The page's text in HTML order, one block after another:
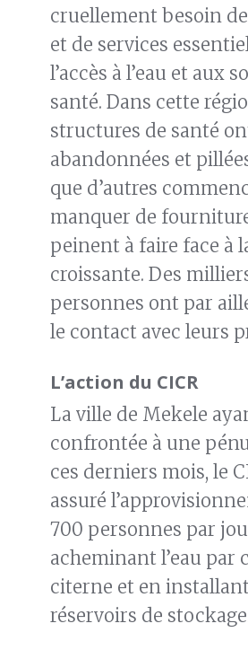
cruellement besoin
et de services
l’accès à l’eau et aux
santé. Dans cette
structures de santé
abandonnées et
que d’autres
manquer de
peinent à faire face à
croissante. Des
personnes ont par
le contact avec leurs
L’action du CICR
La ville de Mekele
confrontée à une
ces derniers mois, le
assuré
700 personnes par
acheminant l’eau par
citerne et en
réservoirs de